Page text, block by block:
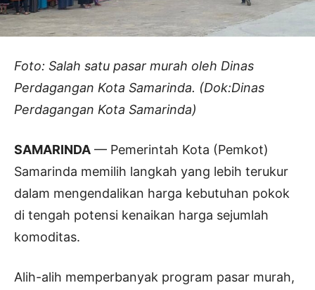
Foto: Salah satu pasar murah oleh Dinas
Perdagangan Kota Samarinda. (Dok:Dinas
Perdagangan Kota Samarinda)
SAMARINDA — Pemerintah Kota (Pemkot)
Samarinda memilih langkah yang lebih terukur
dalam mengendalikan harga kebutuhan pokok
di tengah potensi kenaikan harga sejumlah
komoditas.
Alih-alih memperbanyak program pasar murah,